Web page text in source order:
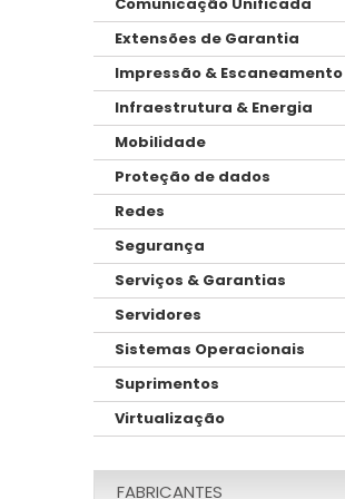
Extensões de Garantia
Impressão & Escaneamento
Infraestrutura & Energia
Mobilidade
Proteção de dados
Redes
Segurança
Serviços & Garantias
Servidores
Sistemas Operacionais
Suprimentos
Virtualização
FABRICANTES